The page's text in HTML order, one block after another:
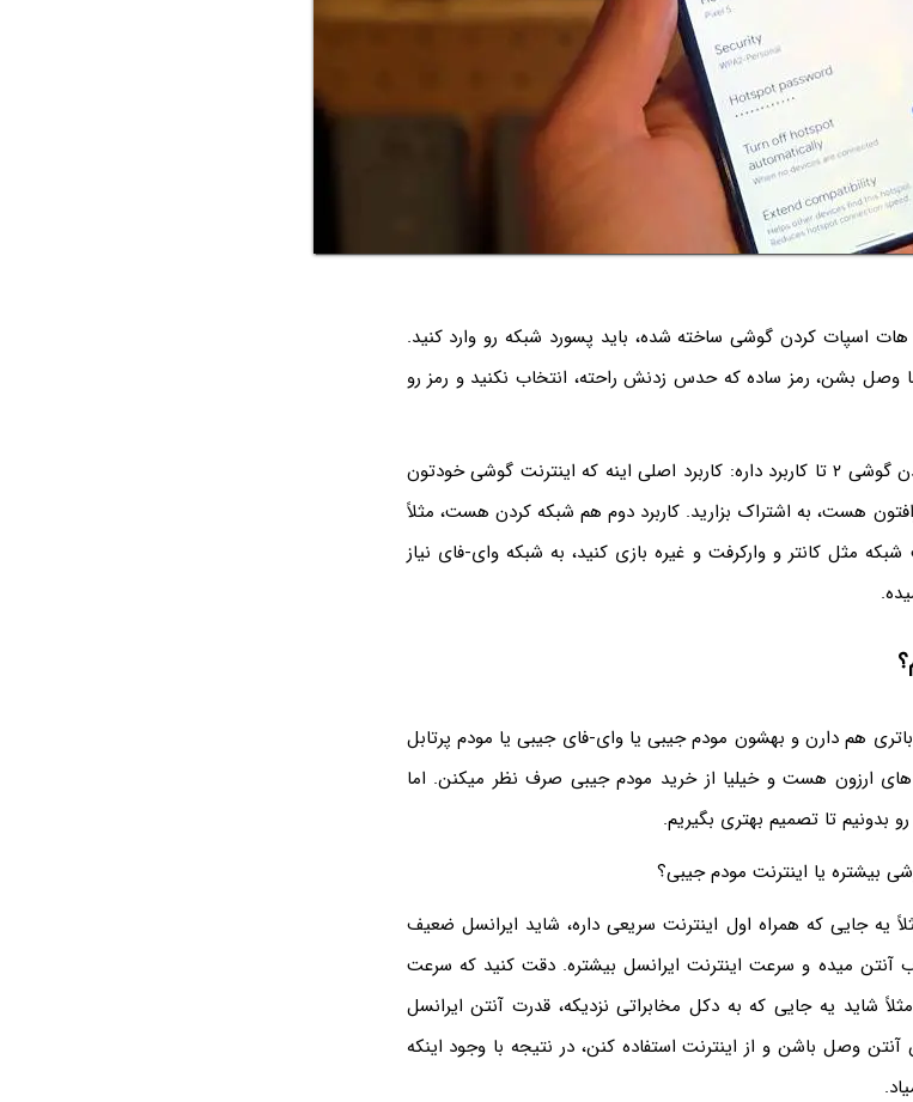
اسپات کردن گوشی ساخته شده، باید پسورد شبکه رو وارد کنید.
وصل بشن، رمز ساده که حدس زدنش راحته، انتخاب نکنید و رمز رو
خب پس میشه گفت که هات اسپات کردن گوشی ۲ تا کاربرد داره: کاربرد اصلی اینه که اینترنت گوشی خودتون
هست، به اشتراک بزارید. کاربرد دوم هم شبکه کردن هست، مثلاً
مثل کانتر و وارکرفت و غیره بازی کنید، به شبکه وای-فای نیاز
هم دارن و بهشون مودم جیبی یا وای-فای جیبی یا مودم پرتابل
ارزون هست و خیلیا از خرید مودم جیبی صرف نظر میکنن. اما
بدونیم تا تصمیم بهتری بگیریم.
بیشتره یا اینترنت مودم جیبی؟
یه جایی که همراه اول اینترنت سریعی داره، شاید ایرانسل ضعیف
آنتن میده و سرعت اینترنت ایرانسل بیشتره. دقت کنید که سرعت
شاید یه جایی که به دکل مخابراتی نزدیکه، قدرت آنتن ایرانسل
آنتن وصل باشن و از اینترنت استفاده کنن، در نتیجه با وجود اینکه